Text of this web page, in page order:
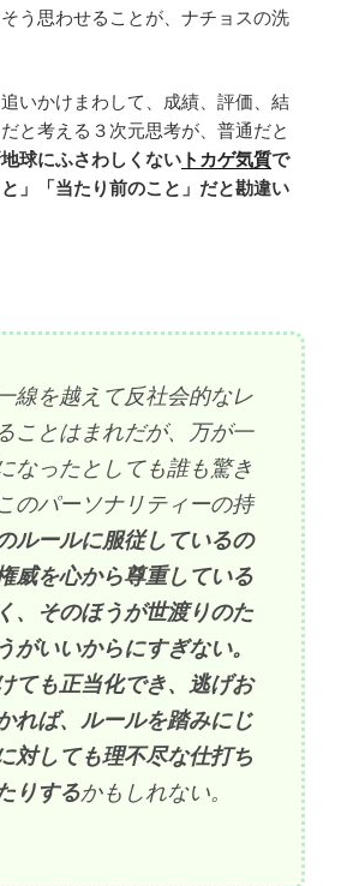
う思わせることが、ナチョスの洗
いかけまわして、成績、評価、結
と考える３次元思考が、普通だと
球にふさわしくない トカゲ気質で
」「当たり前のこと」だと勘違い
線を越えて反社会的なレ
ことはまれだが、万が一
なったとしても誰も驚き
のパーソナリティーの持
ルールに服従しているの
威を心から尊重している
、そのほうが世渡りのた
がいいからにすぎない。
ても正当化でき、逃げお
れば、ルールを踏みにじ
対しても理不尽な仕打ち
りするかもしれない。